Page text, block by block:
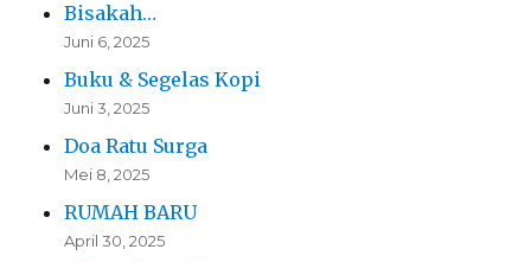
Bisakah…
Juni 6, 2025
Buku & Segelas Kopi
Juni 3, 2025
Doa Ratu Surga
Mei 8, 2025
RUMAH BARU
April 30, 2025